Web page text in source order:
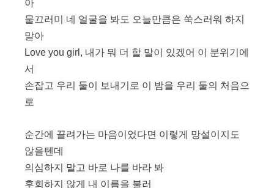
아
물끄러미 네 얼굴을 봐도 오늘만큼은 쑥스러워 하지
말아
Love you girl, 내가 뭐 더 할 말이 있겠어 이 분위기에
서
손잡고 우리 둘이 보내기로 이 밤을 우리 둘의 처음으
로
순간에 끌려가는 마음이었다면 이렇게 망설이지도
않을텐데
의심하지 말고 바로 나를 바라 봐
후회하지 않게 내 이름을 불러